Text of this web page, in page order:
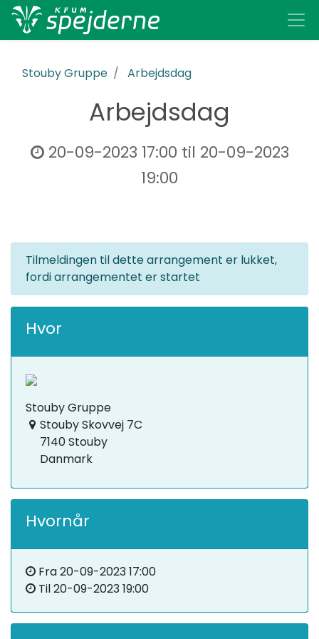
Stouby Gruppe Arbejdsdag
Arbejdsdag
20-09-2023 17:00 til 20-09-2023
19:00
Tilmeldingen til dette arrangement er lukket,
fordi arrangementet er startet
Hvor
Stouby Gruppe
Stouby Skovvej 7C
7140 Stouby
Danmark
Hvornår
Fra20-09-2023 17:00
Til20-09-2023 19:00